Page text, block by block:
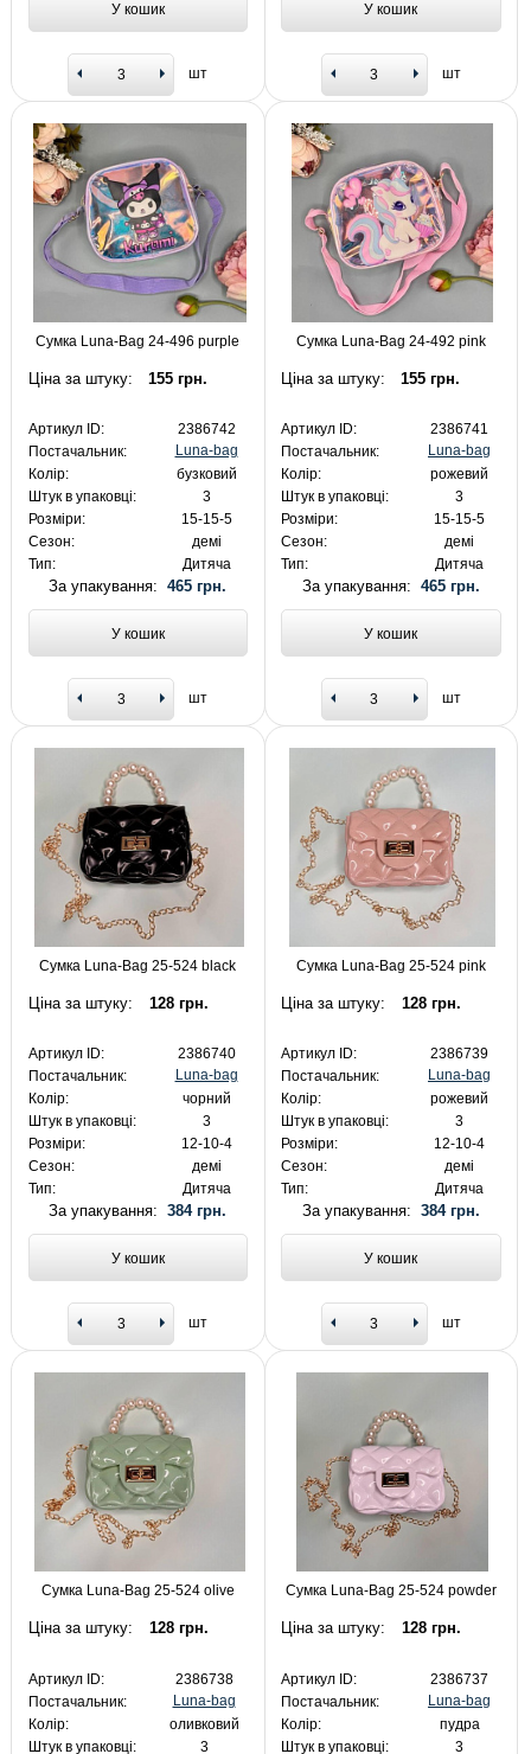
У кошик
шт
У кошик
шт
Сумка Luna-Bag 24-496 purple
Ціна за штуку: 155 грн.
Артикул ID:
2386742
Постачальник:
Luna-bag
Колір:
бузковий
Штук в упаковці:
3
Розміри:
15-15-5
Сезон:
демі
Тип:
Дитяча
За упакування:465 грн.
У кошик
шт
Сумка Luna-Bag 24-492 pink
Ціна за штуку: 155 грн.
Артикул ID:
2386741
Постачальник:
Luna-bag
Колір:
рожевий
Штук в упаковці:
3
Розміри:
15-15-5
Сезон:
демі
Тип:
Дитяча
За упакування: 465 грн.
У кошик
шт
Сумка Luna-Bag 25-524 black
Ціна за штуку: 128 грн.
Артикул ID:
2386740
Постачальник:
Luna-bag
Колір:
чорний
Штук в упаковці:
3
Розміри:
12-10-4
Сезон:
демі
Тип:
Дитяча
За упакування:384 грн.
У кошик
шт
Сумка Luna-Bag 25-524 pink
Ціна за штуку: 128 грн.
Артикул ID:
2386739
Постачальник:
Luna-bag
Колір:
рожевий
Штук в упаковці:
3
Розміри:
12-10-4
Сезон:
демі
Тип:
Дитяча
За упакування: 384 грн.
У кошик
шт
Сумка Luna-Bag 25-524 olive
Ціна за штуку: 128 грн.
Артикул ID:
2386738
Постачальник:
Luna-bag
Колір:
оливковий
Штук в упаковці:
3
Сумка Luna-Bag 25-524 powder
Ціна за штуку: 128 грн.
Артикул ID:
2386737
Постачальник:
Luna-bag
Колір:
пудра
Штук в упаковці:
3